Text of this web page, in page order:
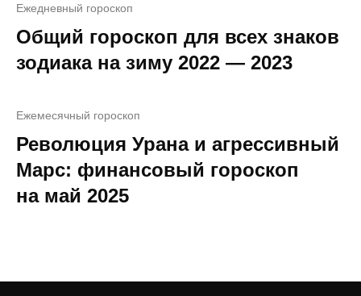
Ежедневный гороскоп
Общий гороскоп для всех знаков
зодиака на зиму 2022 — 2023
Ежемесячный гороскоп
Революция Урана и агрессивный
Марс: финансовый гороскоп
на май 2025